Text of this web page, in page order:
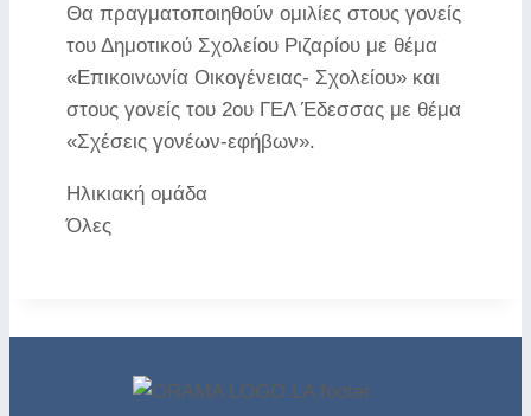
Θα πραγματοποιηθούν ομιλίες στους γονείς
του Δημοτικού Σχολείου Ριζαρίου με θέμα
«Επικοινωνία Οικογένειας- Σχολείου» και
στους γονείς του 2ου ΓΕΛ Έδεσσας με θέμα
«Σχέσεις γονέων-εφήβων».
Ηλικιακή ομάδα
Όλες